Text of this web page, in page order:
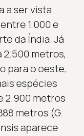
a ser vista
1.000 e
da Índia. Já
2.500 metros,
para o oeste,
espécies
2.900 metros
metros (G.
aparece